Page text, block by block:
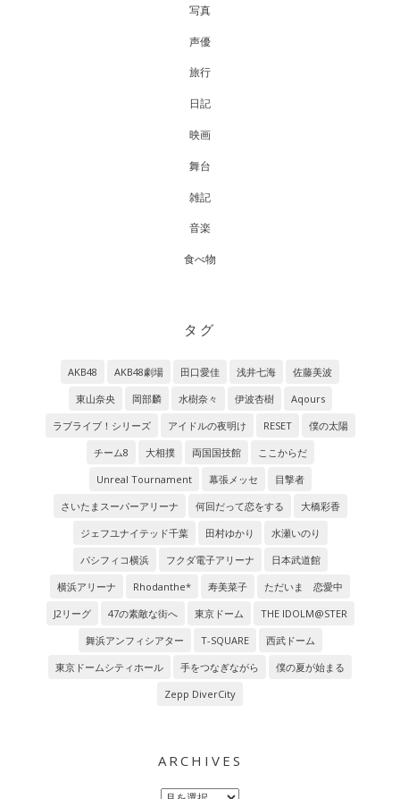
写真
声優
旅行
日記
映画
舞台
雑記
音楽
食べ物
タグ
AKB48 AKB48劇場 田口愛佳 浅井七海
佐藤美波
東山奈央
岡部麟 水樹奈々 伊波杏樹
Aqours
ラブライブ！シリーズ
アイドルの夜明け RESET
僕の太陽
チーム8
大相撲 両国国技館
ここからだ
Unreal Tournament
幕張メッセ
目撃者
さいたまスーパーアリーナ
何回だって恋をする
大橋彩香
ジェフユナイテッド千葉
田村ゆかり
水瀬いのり
パシフィコ横浜
フクダ電子アリーナ
日本武道館
横浜アリーナ
Rhodanthe* 寿美菜子
ただいま 恋愛中
J2リーグ
47の素敵な街へ 東京ドーム
THE IDOLM@STER
舞浜アンフィシアター
T-SQUARE
西武ドーム
東京ドームシティホール
手をつなぎながら
僕の夏が始まる
Zepp DiverCity
ARCHIVES
Archives